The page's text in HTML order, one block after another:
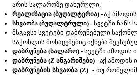
არის სალაროზე დახურული;
რეალიზაცია (ბუღალტერია) - აქ
სხვაობა (ბუღალტრული) - სვეტში ჩანს
მსგავსი სვეტები დაბრუნებული
საქონლის მონაცემებიც იქნება
დაბრუნება (სალარო) - სვეტში ამოდის
დაბრუნება (Z ანგარიშები) - აქ ამოდის
დაბრუნების სხვაობა (Z) - თუ